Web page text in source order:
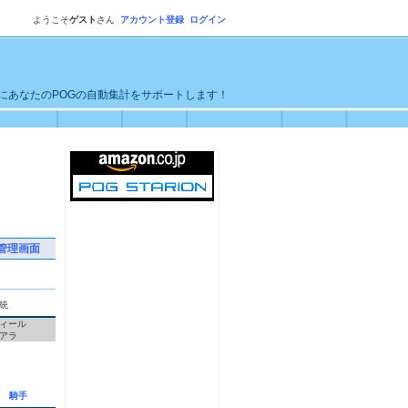
ようこそゲスト さん アカウント登録 ログイン
なたのPOGの自動集計をサポートします！
理画面
ール
ラ
騎手